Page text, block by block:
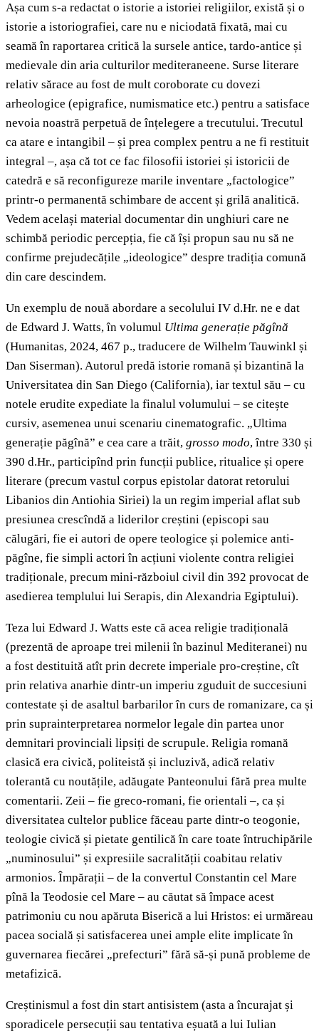
Așa cum s-a redactat o istorie a istoriei religiilor, există și o
istorie a istoriografiei, care nu e niciodată fixată, mai cu
seamă în raportarea critică la sursele antice, tardo-antice și
medievale din aria culturilor mediteraneene. Surse literare
relativ sărace au fost de mult coroborate cu dovezi
arheologice (epigrafice, numismatice etc.) pentru a satisface
nevoia noastră perpetuă de înțelegere a trecutului. Trecutul
ca atare e intangibil – și prea complex pentru a ne fi restituit
integral –, așa că tot ce fac filosofii istoriei și istoricii de
catedră e să reconfigureze marile inventare „factologice”
printr-o permanentă schimbare de accent și grilă analitică.
Vedem același material documentar din unghiuri care ne
schimbă periodic percepția, fie că își propun sau nu să ne
confirme prejudecățile „ideologice” despre tradiția comună
din care descindem.
Un exemplu de nouă abordare a secolului IV d.Hr. ne e dat
de Edward J. Watts, în volumul Ultima generație păgînă
(Humanitas, 2024, 467 p., traducere de Wilhelm Tauwinkl și
Dan Siserman). Autorul predă istorie romană și bizantină la
Universitatea din San Diego (California), iar textul său – cu
notele erudite expediate la finalul volumului – se citește
cursiv, asemenea unui scenariu cinematografic. „Ultima
generație păgînă” e cea care a trăit, grosso modo, între 330 și
390 d.Hr., participînd prin funcții publice, ritualice și opere
literare (precum vastul corpus epistolar datorat retorului
Libanios din Antiohia Siriei) la un regim imperial aflat sub
presiunea crescîndă a liderilor creștini (episcopi sau
călugări, fie ei autori de opere teologice și polemice anti-
păgîne, fie simpli actori în acțiuni violente contra religiei
tradiționale, precum mini-războiul civil din 392 provocat de
asedierea templului lui Serapis, din Alexandria Egiptului).
Teza lui Edward J. Watts este că acea religie tradițională
(prezentă de aproape trei milenii în bazinul Mediteranei) nu
a fost destituită atît prin decrete imperiale pro-creștine, cît
prin relativa anarhie dintr-un imperiu zguduit de succesiuni
contestate și de asaltul barbarilor în curs de romanizare, ca și
prin suprainterpretarea normelor legale din partea unor
demnitari provinciali lipsiți de scrupule. Religia romană
clasică era civică, politeistă și incluzivă, adică relativ
tolerantă cu noutățile, adăugate Panteonului fără prea multe
comentarii. Zeii – fie greco-romani, fie orientali –, ca și
diversitatea cultelor publice făceau parte dintr-o teogonie,
teologie civică și pietate gentilică în care toate întruchipările
„numinosului” și expresiile sacralității coabitau relativ
armonios. Împărații – de la convertul Constantin cel Mare
pînă la Teodosie cel Mare – au căutat să împace acest
patrimoniu cu nou apăruta Biserică a lui Hristos: ei urmăreau
pacea socială și satisfacerea unei ample elite implicate în
guvernarea fiecărei „prefecturi” fără să-și pună probleme de
metafizică.
Creștinismul a fost din start antisistem (asta a încurajat și
sporadicele persecuții sau tentativa eșuată a lui Iulian